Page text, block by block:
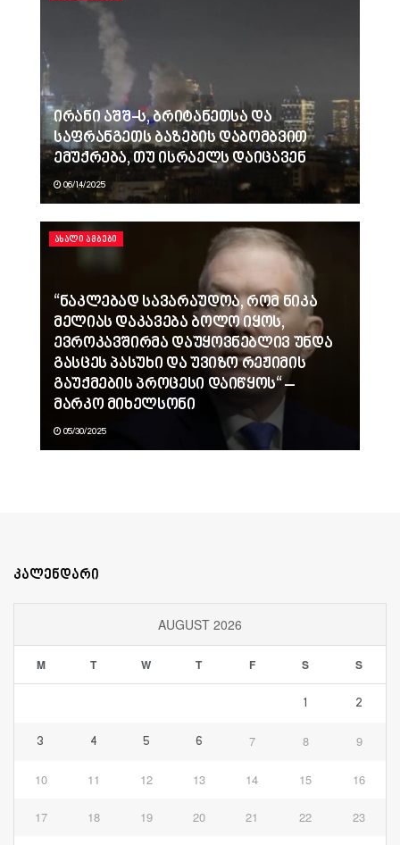
ირანი აშშ-ს, ბრიტანეთსა და
საფრანგეთს ბაზების დაბომბვით
ემუქრება, თუ ისრაელს დაიცავენ
06/14/2025
ᲐᲮᲐᲚᲘ ᲐᲛᲑᲔᲑᲘ
“ნაკლებად სავარაუდოა, რომ ნიკა
მელიას დაკავება ბოლო იყოს,
ევროკავშირმა დაუყოვნებლივ უნდა
გასცეს პასუხი და უვიზო რეჟიმის
გაუქმების პროცესი დაიწყოს“ –
მარკო მიხელსონი
05/30/2025
კალენდარი
AUGUST 2026
M T W T F S S
1 2
3 4 5 6 7 8 9
10 11 12 13 14 15 16
17 18 19 20 21 22 23